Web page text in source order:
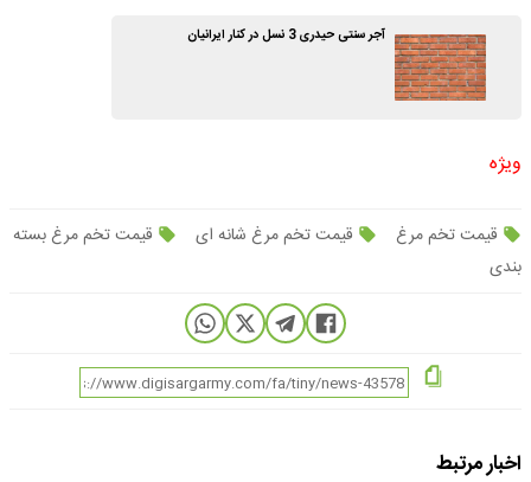
آجر سنتی حیدری 3 نسل در کنار ایرانیان
ویژه
قیمت تخم مرغ قیمت تخم مرغ شانه ای
قیمت تخم مرغ بسته
بندی
اخبار مرتبط